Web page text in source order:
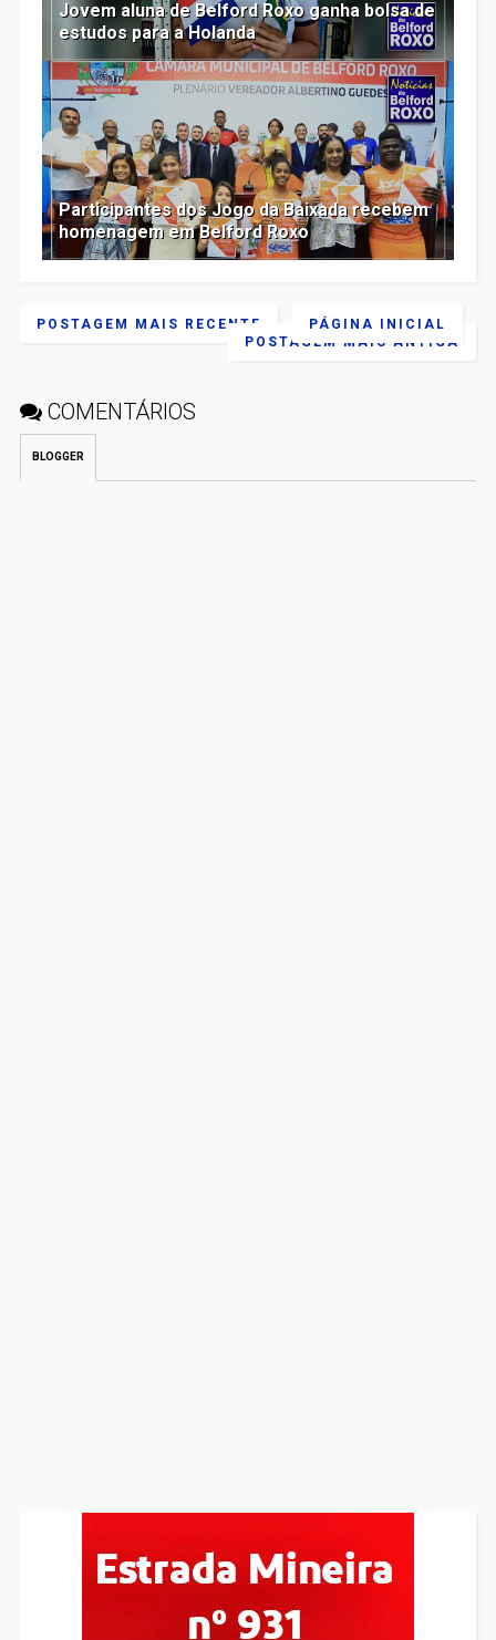
Jovem aluna de Belford Roxo ganha bolsa de
estudos para a Holanda
Participantes dos Jogo da Baixada recebem
homenagem em Belford Roxo
POSTAGEM MAIS RECENTE
POSTAGEM MAIS ANTIGA
PÁGINA INICIAL
COMENTÁRIOS
BLOGGER